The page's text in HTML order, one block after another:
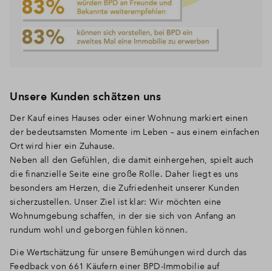
Unsere Kunden schätzen uns
Der Kauf eines Hauses oder einer Wohnung markiert einen
der bedeutsamsten Momente im Leben – aus einem einfachen
Ort wird hier ein Zuhause.
Neben all den Gefühlen, die damit einhergehen, spielt auch
die finanzielle Seite eine große Rolle. Daher liegt es uns
besonders am Herzen, die Zufriedenheit unserer Kunden
sicherzustellen. Unser Ziel ist klar: Wir möchten eine
Wohnumgebung schaffen, in der sie sich von Anfang an
rundum wohl und geborgen fühlen können.
Die Wertschätzung für unsere Bemühungen wird durch das
Feedback von 661 Käufern einer BPD-Immobilie auf